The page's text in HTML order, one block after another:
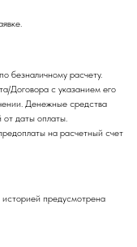
безналичному расчету.
Договора с указанием его
Денежные средства
от даты оплаты.
на расчетный счет
историей предусмотрена